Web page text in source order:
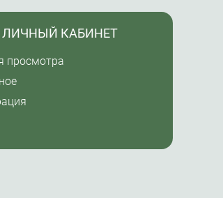
ЛИЧНЫЙ КАБИНЕТ
просмотра